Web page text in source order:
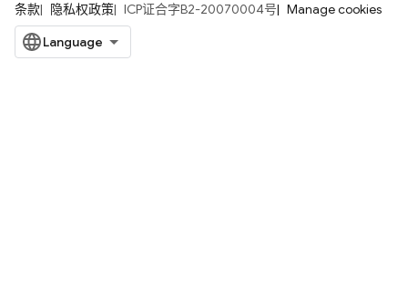
条款 隐私权政策 ICP证合字B2-20070004号 Manage cookies